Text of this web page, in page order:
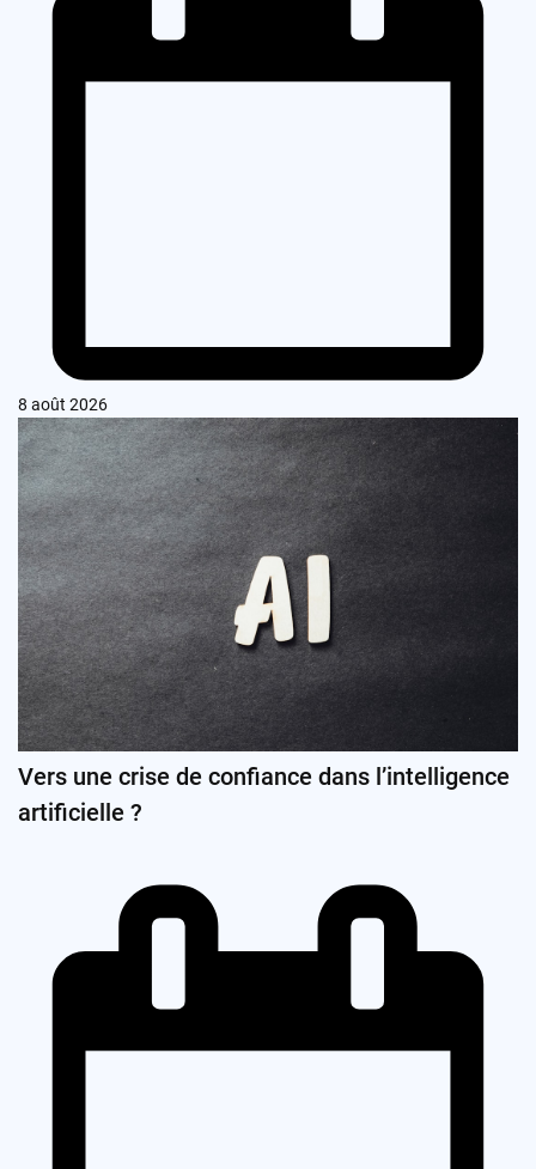
8 août 2026
Vers une crise de confiance dans l’intelligence
artificielle ?